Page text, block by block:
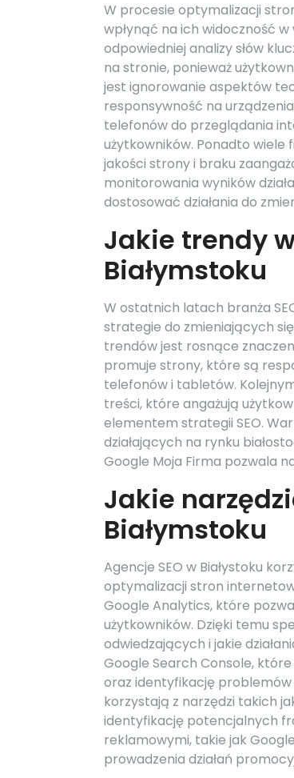
W procesie optymalizacji
wpłynąć na ich widoczność
odpowiedniej analizy słów
na stronie, ponieważ
jest ignorowanie aspektów
responsywność na
telefonów do przeglądania
użytkowników. Ponadto
jakości strony i braku
monitorowania wyników
dostosować działania do
Jakie trendy
Białymstoku
W ostatnich latach branża
strategie do zmieniających
trendów jest rosnące
promuje strony, które są
telefonów i tabletów.
treści, które angażują
elementem strategii SEO.
działających na rynku
Google Moja Firma pozwala
Jakie
Białymstoku
Agencje SEO w Białystoku
optymalizacji stron
Google Analytics, które
użytkowników. Dzięki temu
odwiedzających i jakie
Google Search Console,
oraz identyfikację problemów
korzystają z narzędzi takich
identyfikację potencjalnych
reklamowymi, takie jak
prowadzenia działań